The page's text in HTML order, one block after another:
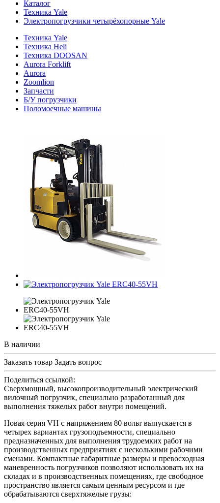
Каталог
Техника Yale
Электропогрузчики четырёхопорные Yale
Техника Yale
Техника Heli
Техника DOOSAN
Aurora Forklift
Aurora
Zoomlion
Запчасти
Б/У погрузчики
Поломоечные машины
В наличии
Заказать товар Задать вопрос
Поделиться ссылкой:
Сверхмощный, высокопроизводительный электрический
вилочный погрузчик, специально разработанный для
выполнения тяжелых работ внутри помещений.
Новая серия VH c напряжением 80 вольт выпускается в
четырех вариантах грузоподъемности, специально
предназначенных для выполнения трудоемких работ на
производственных предприятиях с несколькими рабочими
сменами. Компактные габаритные размеры и превосходная
маневренность погрузчиков позволяют использовать их на
складах и в производственных помещениях, где свободное
пространство является самым ценным ресурсом и где
обрабатываются сверхтяжелые грузы: